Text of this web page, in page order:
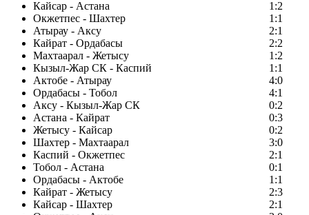
Кайсар - Астана
1:2
Окжетпес - Шахтер
1:1
Атырау - Аксу
2:1
Кайрат - Ордабасы
2:2
Махтаарал - Жетысу
1:2
Кызыл-Жар СК - Каспий
1:1
Актобе - Атырау
4:0
Ордабасы - Тобол
4:1
Аксу - Кызыл-Жар СК
0:2
Астана - Кайрат
0:3
Жетысу - Кайсар
0:2
Шахтер - Махтаарал
3:0
Каспий - Окжетпес
2:1
Тобол - Астана
0:1
Ордабасы - Актобе
1:1
Кайрат - Жетысу
2:3
Кайсар - Шахтер
2:1